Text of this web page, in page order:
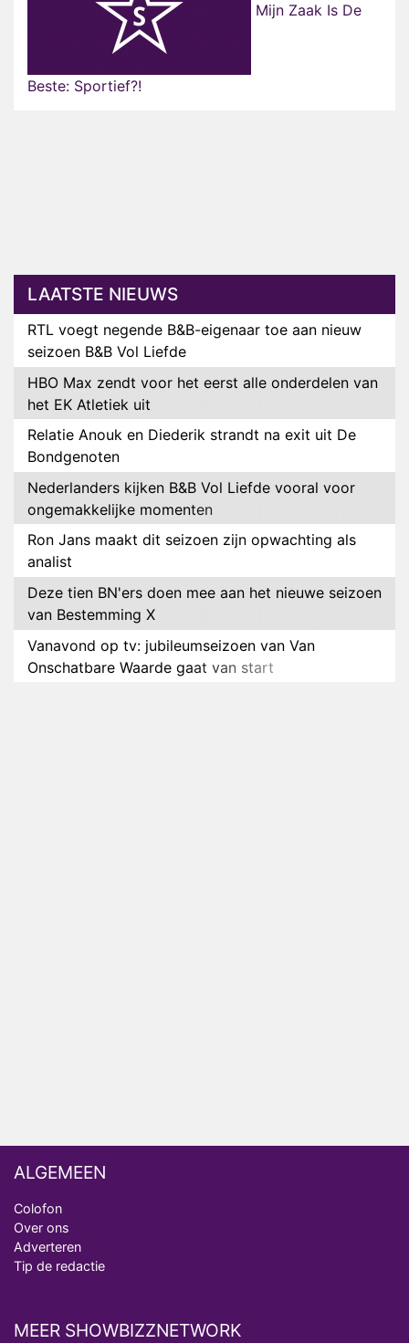
Mijn Zaak Is De
Beste: Sportief?!
LAATSTE NIEUWS
RTL voegt negende B&B-eigenaar toe aan nieuw
seizoen B&B Vol Liefde
HBO Max zendt voor het eerst alle onderdelen van
het EK Atletiek uit
Relatie Anouk en Diederik strandt na exit uit De
Bondgenoten
Nederlanders kijken B&B Vol Liefde vooral voor
ongemakkelijke momenten
Ron Jans maakt dit seizoen zijn opwachting als
analist
Deze tien BN'ers doen mee aan het nieuwe seizoen
van Bestemming X
Vanavond op tv: jubileumseizoen van Van
Onschatbare Waarde gaat van start
ALGEMEEN
Colofon
Over ons
Adverteren
Tip de redactie
MEER SHOWBIZZNETWORK